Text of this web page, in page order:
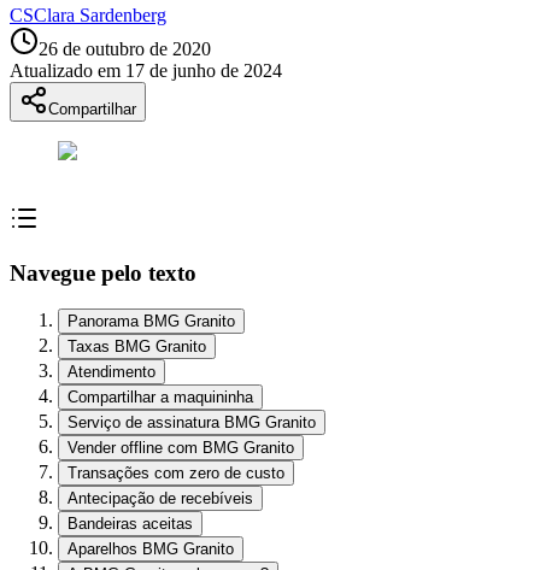
CSClara Sardenberg
26 de outubro de 2020
Atualizado em 17 de junho de 2024
Compartilhar
Navegue pelo texto
Panorama BMG Granito
Taxas BMG Granito
Atendimento
Compartilhar a maquininha
Serviço de assinatura BMG Granito
Vender offline com BMG Granito
Transações com zero de custo
Antecipação de recebíveis
Bandeiras aceitas
Aparelhos BMG Granito